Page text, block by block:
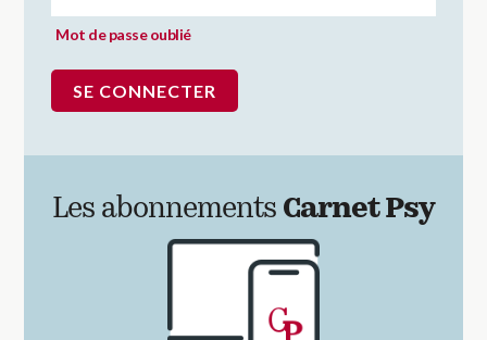
Mot de passe oublié
Les abonnements Carnet Psy